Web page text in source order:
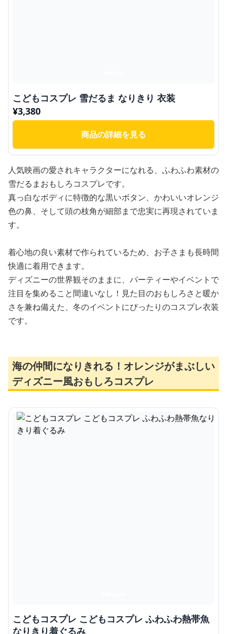
こどもコスプレ 雪だるま なりきり 衣装
¥3,380
商品の詳細を見る
人気映画の愛されキャラクターになれる、ふわふわ素材の
雪だるまおもしろコスプレです。
真っ白なボディに特徴的な黒いボタン、かわいいオレンジ
色の鼻、そして頭の枝角が細部まで忠実に再現されていま
す。
着心地の良い素材で作られているため、お子さまも長時間
快適に着用できます。
ディズニーの世界観そのままに、パーティーやイベントで
注目を集めること間違いなし！見た目のおもしろさと暖か
さを兼ね備えた、冬のイベントにぴったりのコスプレ衣装
です。
海の仲間になりきれる！オレンジがまぶしい
ディズニー風おもしろコスプレ
こどもコスプレ こどもコスプレ ふわふわ熱帯魚
なりきり着ぐるみ